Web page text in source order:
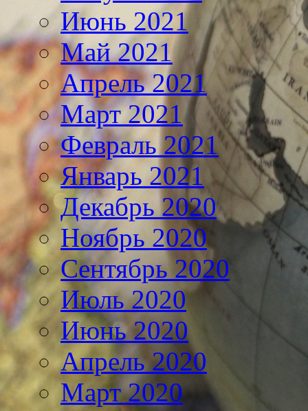
Июнь 2021
Май 2021
Апрель 2021
Март 2021
Февраль 2021
Январь 2021
Декабрь 2020
Ноябрь 2020
Сентябрь 2020
Июль 2020
Июнь 2020
Апрель 2020
Март 2020